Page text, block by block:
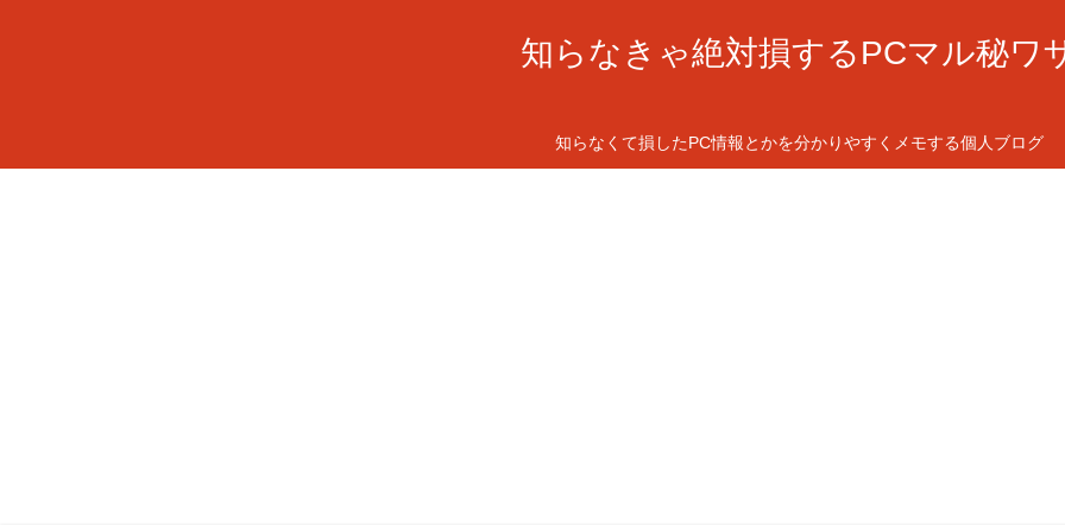
知らなきゃ絶対損するPCマル秘ワ
知らなくて損したPC情報とかを分かりやすくメモする個人ブログ